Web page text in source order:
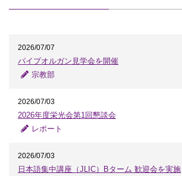
2026/07/07
パイプオルガン見学会を開催
宗教部
2026/07/03
2026年度栄光会第1回懇談会
レポート
2026/07/03
日本語集中講座（JLIC）Bターム 歓迎会を実施